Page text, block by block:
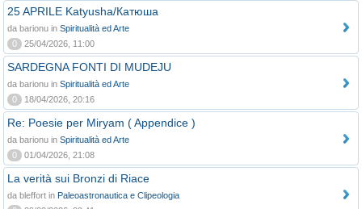
25 APRILE Katyusha/Катюша
da barionu in Spiritualità ed Arte
0
25/04/2026, 11:00
SARDEGNA FONTI DI MUDEJU
da barionu in Spiritualità ed Arte
0
18/04/2026, 20:16
Re: Poesie per Miryam ( Appendice )
da barionu in Spiritualità ed Arte
0
01/04/2026, 21:08
La verità sui Bronzi di Riace
da bleffort in Paleoastronautica e Clipeologia